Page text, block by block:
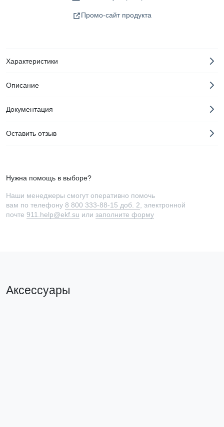
Промо-сайт продукта
Характеристики
Описание
Документация
Оставить отзыв
Нужна помощь в выборе?
Наши менеджеры смогут оперативно помочь
вам по телефону 8 800 333-88-15 доб. 2 , электронной
почте 911.help@ekf.su или заполните форму
Аксессуары